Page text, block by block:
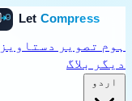
ہوم تصویر دستاویز
دیگر بلاگ
اردو